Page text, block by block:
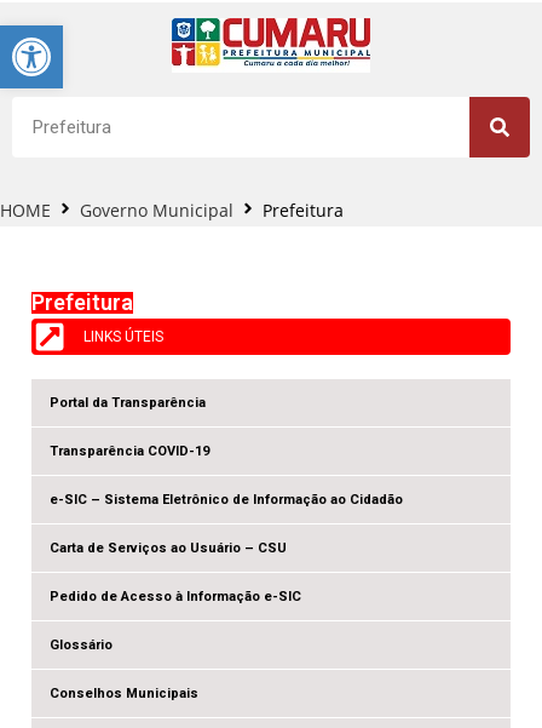
Barra de Ferramentas Aberta
HOME Governo Municipal Prefeitura
Prefeitura
LINKS ÚTEIS
Portal da Transparência
Transparência COVID-19
e-SIC – Sistema Eletrônico de Informação ao Cidadão
Carta de Serviços ao Usuário – CSU
Pedido de Acesso à Informação e-SIC
Glossário
Conselhos Municipais